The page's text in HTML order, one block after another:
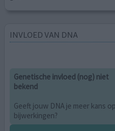
INVLOED VAN DNA
Genetische invloed (nog) niet
bekend
Geeft jouw DNA je meer kans op
bijwerkingen?